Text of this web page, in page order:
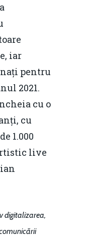
iar
pentru
2021.
cu o
cu
1.000
live
digitalizarea,